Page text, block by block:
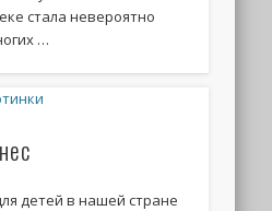
стала невероятно
…
детей в нашей стране